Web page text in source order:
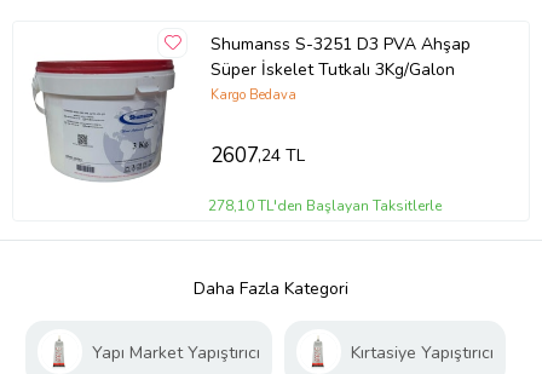
Shumanss S-3251 D3 PVA Ahşap
Süper İskelet Tutkalı 3Kg/Galon
Kargo Bedava
2607,24 TL
278,10 TL'den Başlayan Taksitlerle
Daha Fazla Kategori
Yapı Market Yapıştırıcı Kırtasiye Yapıştırıcı